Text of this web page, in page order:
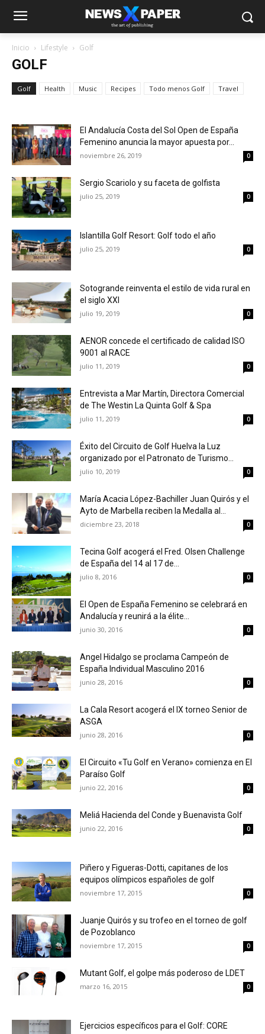
Inicio Lifestyle Golf
GOLF
Golf Health Music Recipes Todo menos Golf Travel
El Andalucía Costa del Sol Open de España
Femenino anuncia la mayor apuesta por...
noviembre 26, 2019 0
Sergio Scariolo y su faceta de golfista
julio 25, 2019 0
Islantilla Golf Resort: Golf todo el año
julio 25, 2019 0
Sotogrande reinventa el estilo de vida rural en
el siglo XXI
julio 19, 2019 0
AENOR concede el certificado de calidad ISO
9001 al RACE
julio 11, 2019 0
Entrevista a Mar Martín, Directora Comercial
de The Westin La Quinta Golf & Spa
julio 11, 2019 0
Éxito del Circuito de Golf Huelva la Luz
organizado por el Patronato de Turismo...
julio 10, 2019 0
María Acacia López-Bachiller Juan Quirós y el
Ayto de Marbella reciben la Medalla al...
diciembre 23, 2018 0
Tecina Golf acogerá el Fred. Olsen Challenge
de España del 14 al 17 de...
julio 8, 2016 0
El Open de España Femenino se celebrará en
Andalucía y reunirá a la élite...
junio 30, 2016 0
Angel Hidalgo se proclama Campeón de
España Individual Masculino 2016
junio 28, 2016 0
La Cala Resort acogerá el IX torneo Senior de
ASGA
junio 28, 2016 0
El Circuito «Tu Golf en Verano» comienza en El
Paraíso Golf
junio 22, 2016 0
Meliá Hacienda del Conde y Buenavista Golf
junio 22, 2016 0
Piñero y Figueras-Dotti, capitanes de los
equipos olímpicos españoles de golf
noviembre 17, 2015 0
Juanje Quirós y su trofeo en el torneo de golf
de Pozoblanco
noviembre 17, 2015 0
Mutant Golf, el golpe más poderoso de LDET
marzo 16, 2015 0
Ejercicios específicos para el Golf: CORE